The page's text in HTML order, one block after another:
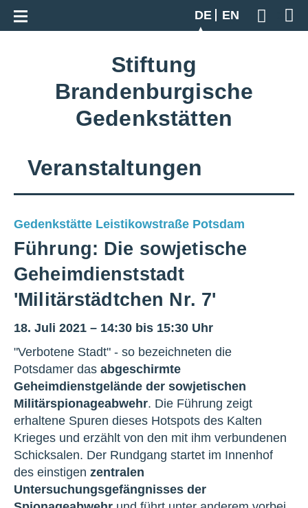
DE
EN
Geben
Zur Gesamtübersicht
Stiftung
Brandenburgische
Gedenkstätten
Veranstaltungen
Gedenkstätte Leistikowstraße Potsdam
Führung: Die sowjetische
Geheimdienststadt
'Militärstädtchen Nr. 7'
18. Juli 2021 – 14:30 bis 15:30 Uhr
"Verbotene Stadt" - so bezeichneten die
Potsdamer das abgeschirmte
Geheimdienstgelände der sowjetischen
Militärspionageabwehr. Die Führung zeigt
erhaltene Spuren dieses Hotspots des Kalten
Krieges und erzählt von den mit ihm verbundenen
Schicksalen. Der Rundgang startet im Innenhof
des einstigen zentralen
Untersuchungsgefängnisses der